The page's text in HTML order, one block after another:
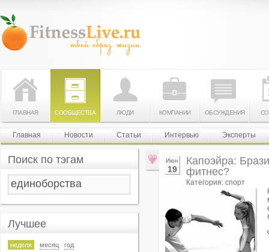
ГЛАВНАЯ СООБЩЕСТВА ЛЮДИ КОМПАНИИ ОБСУЖДЕНИЯ
Главная Новости Статьи Интервью Эксперты
Июн
19
Капоэйра:
фитнес?
Категория: спорт
Поиск по тэгам
Лучшее
неделя месяц год